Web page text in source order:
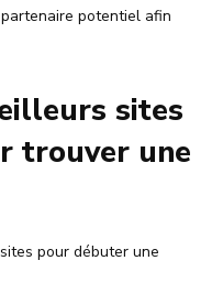
potentiel afin
sites
trouver une
pour débuter une